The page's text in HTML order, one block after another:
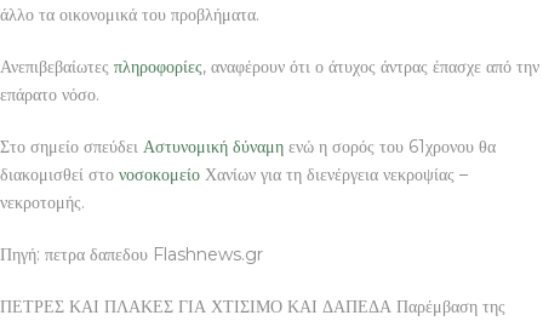
άλλο τα οικονομικά του προβλήματα.
Ανεπιβεβαίωτες πληροφορίες, αναφέρουν ότι ο άτυχος άντρας έπασχε από την
επάρατο νόσο.
Στο σημείο σπεύδει Αστυνομική δύναμη ενώ η σορός του 61χρονου θα
διακομισθεί στο νοσοκομείο Χανίων για τη διενέργεια νεκροψίας –
νεκροτομής.
Πηγή: πετρα δαπεδου Flashnews.gr
ΠΕΤΡΕΣ ΚΑΙ ΠΛΑΚΕΣ ΓΙΑ ΧΤΙΣΙΜΟ ΚΑΙ ΔΑΠΕΔΑ Παρέμβαση της